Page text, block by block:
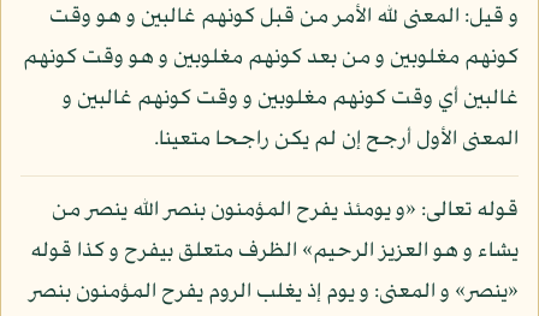
و قيل: المعنى لله الأمر من قبل كونهم غالبين و هو وقت
كونهم مغلوبين و من بعد كونهم مغلوبين و هو وقت كونهم
غالبين أي وقت كونهم مغلوبين و وقت كونهم غالبين و
المعنى الأول أرجح إن لم يكن راجحا متعينا.
قوله تعالى: «و يومئذ يفرح المؤمنون بنصر الله ينصر من
يشاء و هو العزيز الرحيم» الظرف متعلق بيفرح و كذا قوله
«ينصر» و المعنى: و يوم إذ يغلب الروم يفرح المؤمنون بنصر